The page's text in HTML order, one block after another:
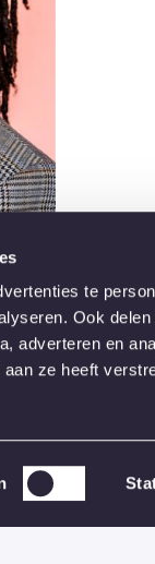
te
Ook
adverteren en
ze heeft
scholen. “Ik
slepen.”
in de